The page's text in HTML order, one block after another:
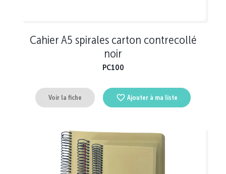
Cahier A5 spirales carton contrecollé
noir
PC100
Voir la fiche Ajouter à ma liste